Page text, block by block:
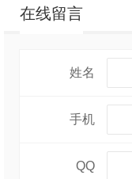
在线留言
姓名
手机
QQ